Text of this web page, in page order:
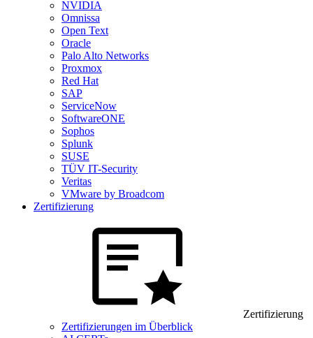
NVIDIA
Omnissa
Open Text
Oracle
Palo Alto Networks
Proxmox
Red Hat
SAP
ServiceNow
SoftwareONE
Sophos
Splunk
SUSE
TÜV IT-Security
Veritas
VMware by Broadcom
Zertifizierung
Zertifizierung
Zertifizierungen im Überblick